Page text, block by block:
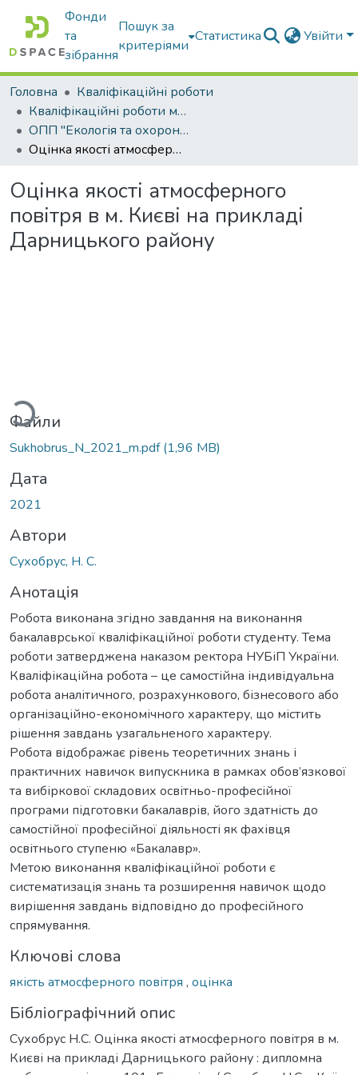
Фонди
та
зібрання
Пошук за
критеріями
Статистика Увійти
Головна
Кваліфікаційні роботи
Кваліфікаційні роботи магістрів
ОПП "Екологія та охорона навколишнього середовища"
Оцінка якості атмосферного повітря в м. Києві на прикладі Дарницького району
Оцінка якості атмосферного
повітря в м. Києві на прикладі
Дарницького району
Файли
Sukhobrus_N_2021_m.pdf(1,96 MB)
Дата
2021
Автори
Сухобрус, Н. С.
Анотація
Робота виконана згідно завдання на виконання
бакалаврської кваліфікаційної роботи студенту. Тема
роботи затверджена наказом ректора НУБіП України.
Кваліфікаційна робота – це самостійна індивідуальна
робота аналітичного, розрахункового, бізнесового або
організаційно-економічного характеру, що містить
рішення завдань узагальненого характеру.
Робота відображає рівень теоретичних знань і
практичних навичок випускника в рамках обов’язкової
та вибіркової складових освітньо-професійної
програми підготовки бакалаврів, його здатність до
самостійної професійної діяльності як фахівця
освітнього ступеню «Бакалавр».
Метою виконання кваліфікаційної роботи є
систематизація знань та розширення навичок щодо
вирішення завдань відповідно до професійного
спрямування.
Ключові слова
якість атмосферного повітря , оцінка
Бібліографічний опис
Сухобрус Н.С. Оцінка якості атмосферного повітря в м.
Києві на прикладі Дарницького району : дипломна